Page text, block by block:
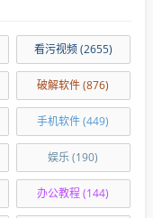
看污视频(2655)
破解软件(876)
手机软件(449)
娱乐(190)
办公教程(144)